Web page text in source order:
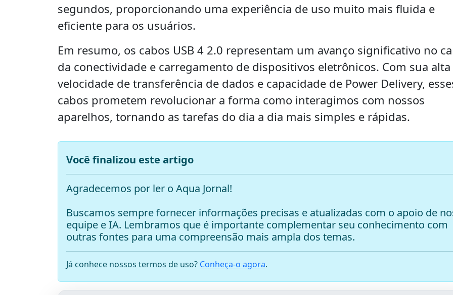
segundos, proporcionando uma experiência de uso muito mais fluida e
eficiente para os usuários.
Em resumo, os cabos USB 4 2.0 representam um avanço significativo no
da conectividade e carregamento de dispositivos eletrônicos. Com sua alta
velocidade de transferência de dados e capacidade de Power Delivery,
cabos prometem revolucionar a forma como interagimos com nossos
aparelhos, tornando as tarefas do dia a dia mais simples e rápidas.
Você finalizou este artigo
Agradecemos por ler o Aqua Jornal!
Buscamos sempre fornecer informações precisas e atualizadas com o apoio de
equipe e IA. Lembramos que é importante complementar seu conhecimento com
outras fontes para uma compreensão mais ampla dos temas.
Já conhece nossos termos de uso? Conheça-o agora.